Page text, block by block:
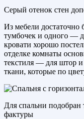
Серый отенок стен
Из мебели
тумбочек и одного —
кровати хорошо
отделке комнаты
текстиля — для штор
ткани, которые по
Для спальни подобран
фактуры